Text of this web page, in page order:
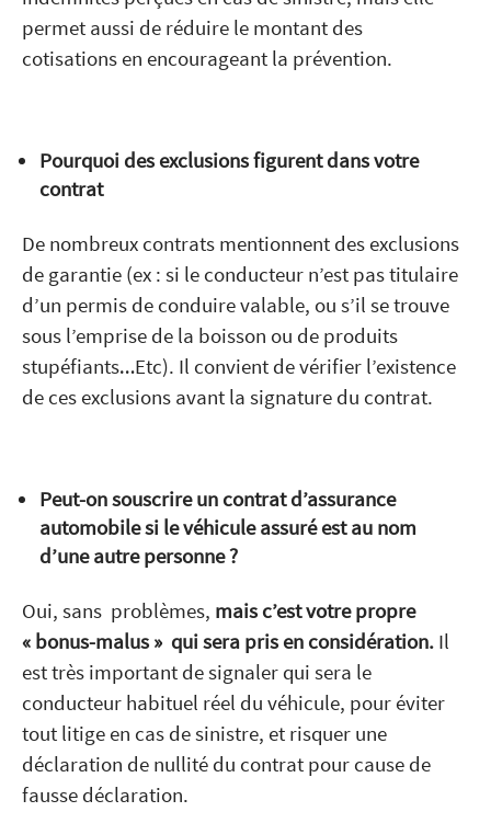
permet aussi de réduire le montant des
cotisations en encourageant la prévention.
Pourquoi des exclusions figurent dans votre
contrat
De nombreux contrats mentionnent des exclusions
de garantie (ex : si le conducteur n’est pas titulaire
d’un permis de conduire valable, ou s’il se trouve
sous l’emprise de la boisson ou de produits
stupéfiants…Etc). Il convient de vérifier l’existence
de ces exclusions avant la signature du contrat.
Peut-on souscrire un contrat d’assurance
automobile si le véhicule assuré est au nom
d’une autre personne ?
Oui, sans problèmes, mais c’est votre propre
« bonus-malus » qui sera pris en considération. Il
est très important de signaler qui sera le
conducteur habituel réel du véhicule, pour éviter
tout litige en cas de sinistre, et risquer une
déclaration de nullité du contrat pour cause de
fausse déclaration.